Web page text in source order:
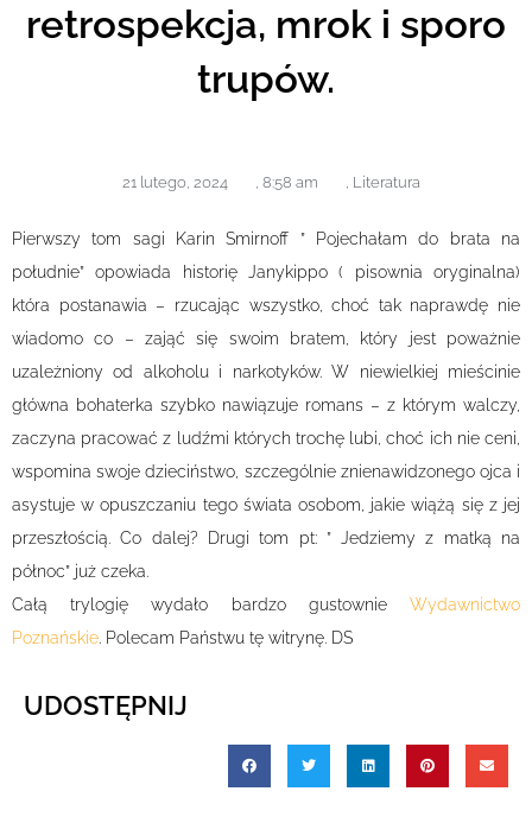
retrospekcja, mrok i sporo
trupów.
21 lutego, 2024 , 8:58 am , Literatura
Pierwszy tom sagi Karin Smirnoff ” Pojechałam do brata na
południe” opowiada historię Janykippo ( pisownia oryginalna)
która postanawia – rzucając wszystko, choć tak naprawdę nie
wiadomo co – zająć się swoim bratem, który jest poważnie
uzależniony od alkoholu i narkotyków. W niewielkiej mieścinie
główna bohaterka szybko nawiązuje romans – z którym walczy,
zaczyna pracować z ludźmi których trochę lubi, choć ich nie ceni,
wspomina swoje dzieciństwo, szczególnie znienawidzonego ojca i
asystuje w opuszczaniu tego świata osobom, jakie wiążą się z jej
przeszłością. Co dalej? Drugi tom pt: ” Jedziemy z matką na
północ” już czeka.
Całą trylogię wydało bardzo gustownie Wydawnictwo
Poznańskie. Polecam Państwu tę witrynę. DS
UDOSTĘPNIJ